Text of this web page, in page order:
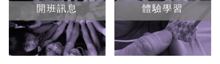
開班訊息 體驗學習